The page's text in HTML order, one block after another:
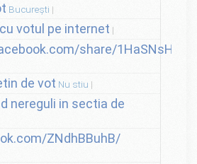
București
votul pe internet
share/
de vot Nu stiu
nereguli in sectia de
ZNdhBBuhB/